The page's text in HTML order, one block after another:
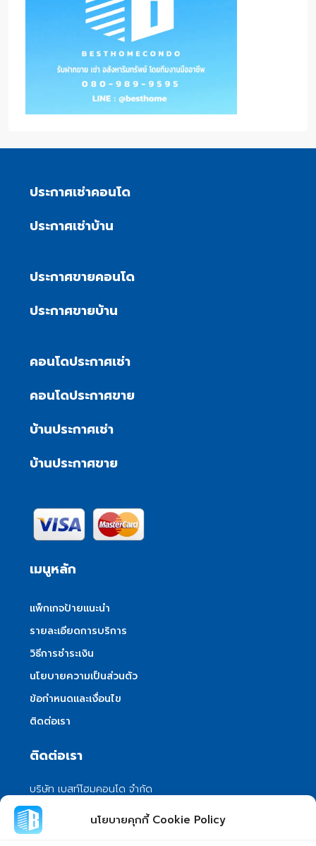
นโยบายคุกกี้ Cookie Policy
ประกาศเช่าคอนโด
ประกาศเช่าบ้าน
ประกาศขายคอนโด
ประกาศขายบ้าน
คอนโดประกาศเช่า
คอนโดประกาศขาย
บ้านประกาศเช่า
บ้านประกาศขาย
เมนูหลัก
แพ็กเกจป้ายแนะนำ
รายละเอียดการบริการ
วิธีการชำระเงิน
นโยบายความเป็นส่วนตัว
ข้อกำหนดและเงื่อนไข
ติดต่อเรา
ติดต่อเรา
บริษัท เบสท์โฮมคอนโด จำกัด
101/399 หมู่ 7 แขวงลําผักชี เขตหนองจอก
กรุงเทพมหานคร 10530